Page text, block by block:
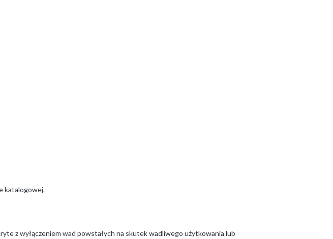
katalogowej.
z wyłączeniem wad powstałych na skutek wadliwego użytkowania lub